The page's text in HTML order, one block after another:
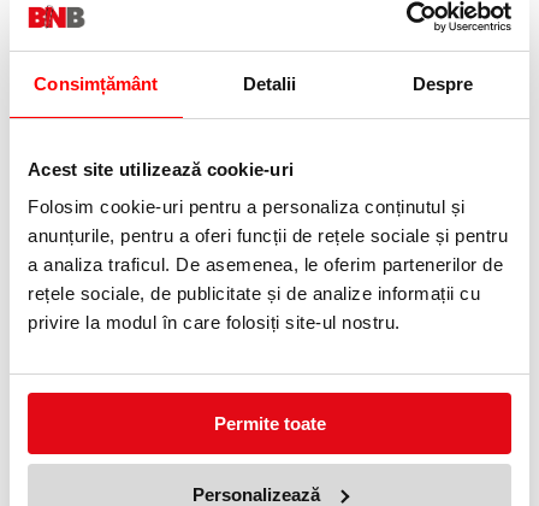
Consimțământ Detalii Despre
Acest site utilizează cookie-uri
Folosim cookie-uri pentru a personaliza conținutul și
anunțurile, pentru a oferi funcții de rețele sociale și pentru
a analiza traficul. De asemenea, le oferim partenerilor de
rețele sociale, de publicitate și de analize informații cu
privire la modul în care folosiți site-ul nostru.
Permite toate
Personalizează
70 puncte de fidelitate
Cod produs:42962
Anunta-ma cand revine in stoc
Informatii livrare
Telefon:
0372 552 601
Timp ardere: 28 ore.
Ambalare: 9 bucati/set.
Candela 70-7 din sticla Bispol.